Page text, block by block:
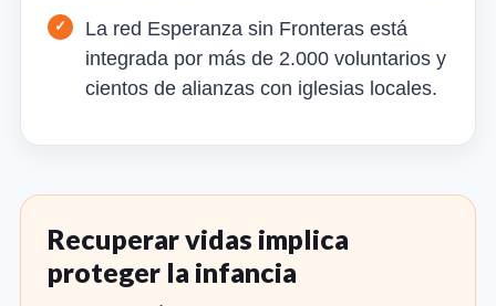
La red Esperanza sin Fronteras está
integrada por más de 2.000 voluntarios y
cientos de alianzas con iglesias locales.
Recuperar vidas implica
proteger la infancia